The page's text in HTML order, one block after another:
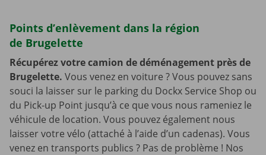
Points d’enlèvement dans la région
de Brugelette
Récupérez votre camion de déménagement près de
Brugelette. Vous venez en voiture ? Vous pouvez sans
souci la laisser sur le parking du Dockx Service Shop ou
du Pick-up Point jusqu’à ce que vous nous rameniez le
véhicule de location. Vous pouvez également nous
laisser votre vélo (attaché à l’aide d’un cadenas). Vous
venez en transports publics ? Pas de problème ! Nos